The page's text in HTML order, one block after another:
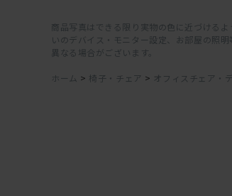
商品写真はできる限り実物の色に近づける
いのデバイス・モニター設定、お部屋の照
異なる場合がございます。
ホーム > 椅子・チェア > オフィスチェア・